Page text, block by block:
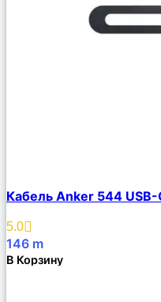
Описание
Избранное
Кабель Anker 544
5.0
146 m
В Корзину